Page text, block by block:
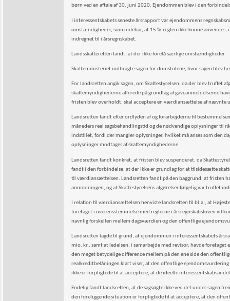
børn ved en aftale af 30. juni 2020. Ejendommen blev i den
I interessentskabets seneste årsrapport var ejendommens
omstændigheder, som indebar, at 15 %-reglen ikke kunne
indregnet til i årsregnskabet.
Landsskatteretten fandt, at der ikke forelå særlige omstændigheder.
Skatteministeriet indbragte sagen for domstolene, hvor sagen blev
For landsretten angik sagen, om Skattestyrelsen, da der blev truffet
skattemyndighederne allerede på grundlag af gaveanmeldelserne
fristen blev overholdt, skal acceptere en værdiansættelse af nævnte
Landsretten fandt efter ordlyden af og forarbejderne til
måneders reel sagsbehandlingstid og de nødvendige oplysninger til
indstillet, fordi der mangler oplysninger, hvilket må anses som den
oplysninger modtages af skattemyndighederne.
Landsretten fandt konkret, at fristen blev suspenderet, da
fandt i den forbindelse, at der ikke er grundlag for at tilsidesætte
til værdiansættelsen. Landsretten fandt på den baggrund, at fristen
anmodningen, og at Skattestyrelsens afgørelser følgelig var truffet
I relation til værdiansættelsen henviste landsretten til bl.a., at
foretaget i overensstemmelse med reglerne i årsregnskabsloven vil
navnlig forskellen mellem dagsværdien og den offentlige
Landsretten lagde til grund, at ejendommen i interessentskabets
mio. kr., samt at ledelsen, i samarbejde med revisor, havde
den meget betydelige difference mellem på den ene side den
realkreditbelåningen klart viser, at den offentlige
ikke er forpligtede til at acceptere, at de ideelle
Endelig fandt landsretten, at de sagsøgte ikke ved det under sagen
den foreliggende situation er forpligtede til at acceptere, at den